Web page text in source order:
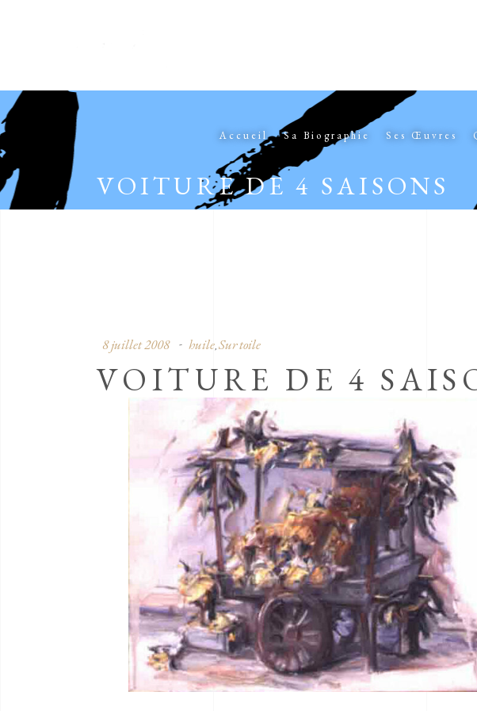
Accueil Sa Biographie Ses Œuvres
VOITURE DE 4 SAISONS
8 juillet 2008 huile, Sur toile
VOITURE DE 4